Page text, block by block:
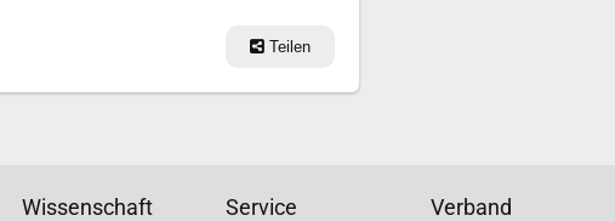
Teilen
Wissenschaft Service Verband